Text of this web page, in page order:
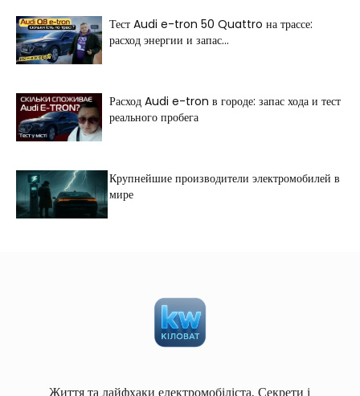
Тест Audi e-tron 50 Quattro на трассе:
расход энергии и запас...
Расход Audi e-tron в городе: запас хода и тест
реального пробега
Крупнейшие производители электромобилей в
мире
Життя та лайфхаки електромобіліста. Секрети і